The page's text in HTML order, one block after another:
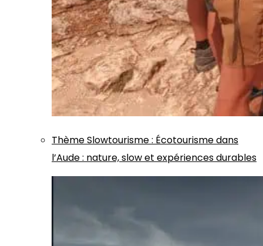
ThèmeSlowtourisme: Écotourisme dans
l’Aude : nature, slow et expériences durables